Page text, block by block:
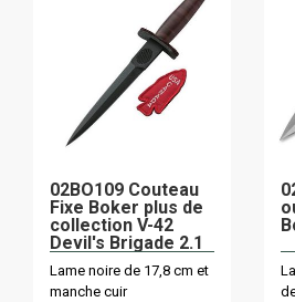
02BO109 Couteau
Fixe Boker plus de
collection V-42
Devil's Brigade 2.1
Lame noire de 17,8 cm et
manche cuir